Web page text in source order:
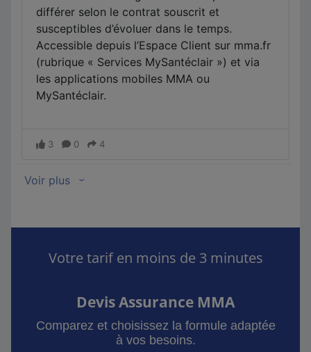
Votre tarif en moins de 3 minutes
Devis Assurance MMA
Comparez et choisissez la formule adaptée
à vos besoins.